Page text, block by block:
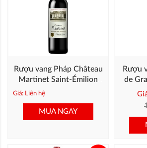
Rượu vang Pháp Château
Martinet Saint-Émilion
Grand Cru 2020
Giá: Liên hệ
MUA NGAY
Rượu
de